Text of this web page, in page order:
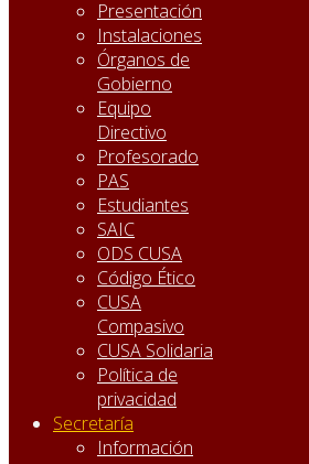
Presentación
Instalaciones
Órganos de
Gobierno
Equipo
Directivo
Profesorado
PAS
Estudiantes
SAIC
ODS CUSA
Código Ético
CUSA
Compasivo
CUSA Solidaria
Política de
privacidad
Secretaría
Información